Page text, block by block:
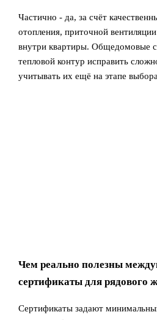
Частично - да, за счёт
отопления, приточной
внутри квартиры. Общедомовые
тепловой контур исправить
учитывать их ещё на этапе
Чем реально полезны
сертификаты для рядового
Сертификаты задают